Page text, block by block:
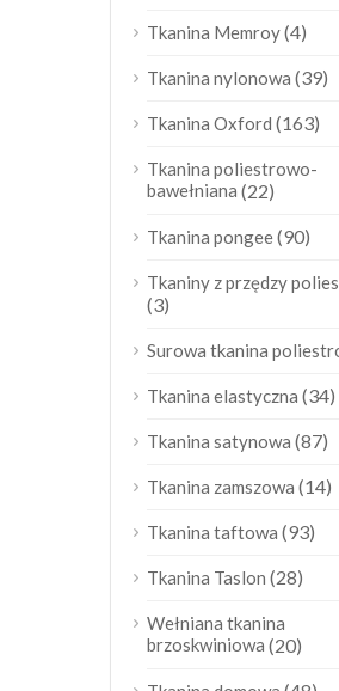
Tkanina Memroy(4)
Tkanina nylonowa (39)
Tkanina Oxford (163)
Tkanina poliestrowo-
bawełniana (22)
Tkanina pongee(90)
Tkaniny z przędzy
(3)
Surowa tkanina
Tkanina elastyczna (34)
Tkanina satynowa (87)
Tkanina zamszowa (14)
Tkanina taftowa (93)
Tkanina Taslon (28)
Wełniana tkanina
brzoskwiniowa (20)